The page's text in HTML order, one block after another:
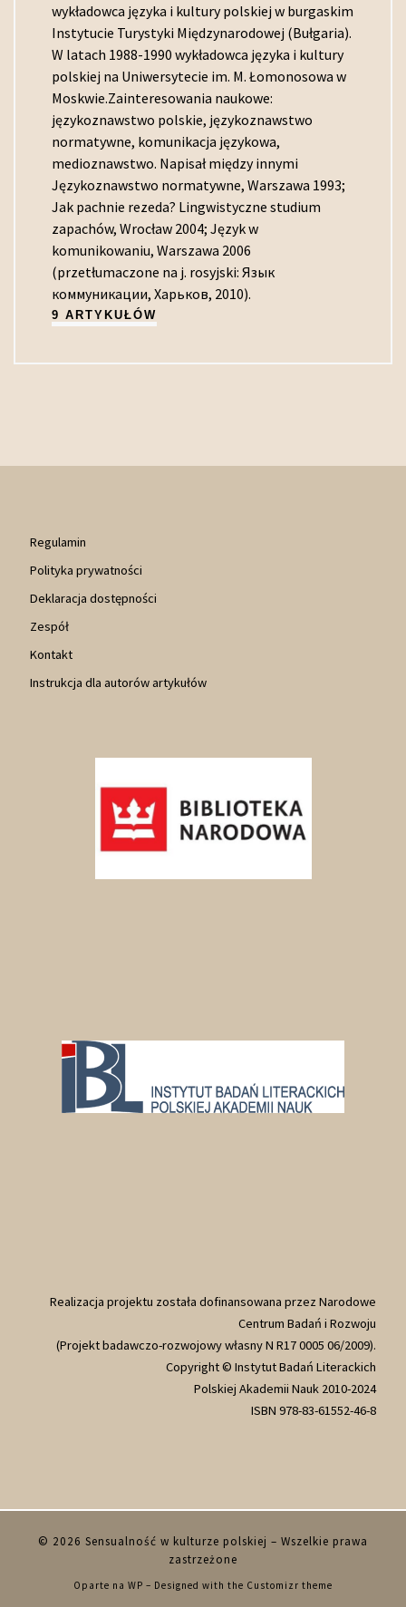
wykładowca języka i kultury polskiej w burgaskim
Instytucie Turystyki Międzynarodowej (Bułgaria).
W latach 1988-1990 wykładowca języka i kultury
polskiej na Uniwersytecie im. M. Łomonosowa w
Moskwie.Zainteresowania naukowe:
językoznawstwo polskie, językoznawstwo
normatywne, komunikacja językowa,
medioznawstwo. Napisał między innymi
Językoznawstwo normatywne, Warszawa 1993;
Jak pachnie rezeda? Lingwistyczne studium
zapachów, Wrocław 2004; Język w
komunikowaniu, Warszawa 2006
(przetłumaczone na j. rosyjski: Язык
коммуникации, Харьков, 2010).
9 ARTYKUŁÓW
Regulamin
Polityka prywatności
Deklaracja dostępności
Zespół
Kontakt
Instrukcja dla autorów artykułów
Realizacja projektu została dofinansowana przez Narodowe
Centrum Badań i Rozwoju
(Projekt badawczo-rozwojowy własny N R17 0005 06/2009).
Copyright © Instytut Badań Literackich
Polskiej Akademii Nauk 2010-2024
ISBN 978-83-61552-46-8
© 2026 Sensualność w kulturze polskiej – Wszelkie prawa
zastrzeżone
Oparte na WP – Designed with the Customizr theme